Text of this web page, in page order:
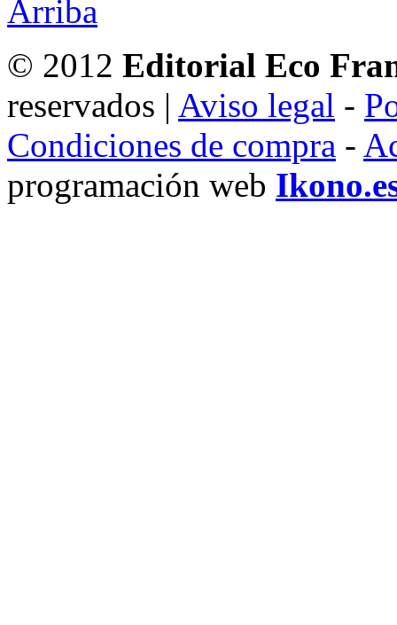
© 2012 Editorial Eco
reservados | Aviso legal -
Condiciones de compra -
programación web